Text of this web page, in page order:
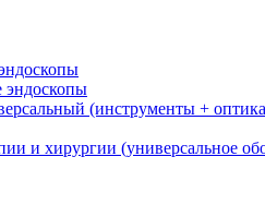
эндоскопы
(инструменты +
и хирургии (универсальное